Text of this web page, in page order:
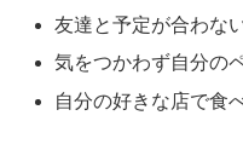
友達と予定が合わな
気をつかわず自分の
自分の好きな店で食